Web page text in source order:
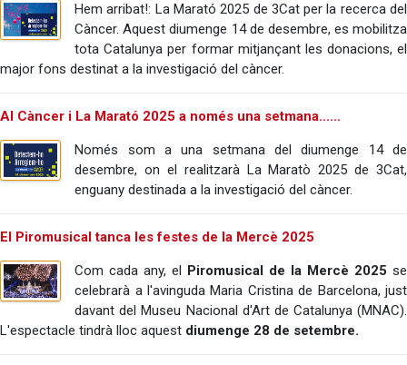
Hem arribat!: La Marató 2025 de 3Cat per la recerca del
Càncer. Aquest diumenge 14 de desembre, es mobilitza
tota Catalunya per formar mitjançant les donacions, el
major fons destinat a la investigació del càncer.
Al Càncer i La Marató 2025 a només una setmana......
Només som a una setmana del diumenge 14 de
desembre, on el realitzarà La Maratò 2025 de 3Cat,
enguany destinada a la investigació del càncer.
El Piromusical tanca les festes de la Mercè 2025
Com cada any, el Piromusical de la Mercè 2025 se
celebrarà a l'avinguda Maria Cristina de Barcelona, just
davant del Museu Nacional d'Art de Catalunya (MNAC).
L'espectacle tindrà lloc aquest diumenge 28 de setembre.